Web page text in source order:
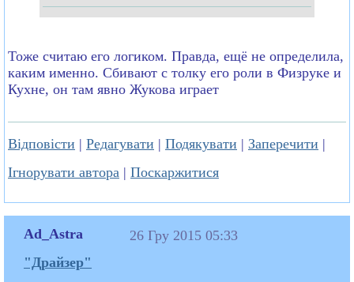
Тоже считаю его логиком. Правда, ещё не определила,
каким именно. Сбивают с толку его роли в Физруке и
Кухне, он там явно Жукова играет
Відповісти | Редагувати | Подякувати | Заперечити |
Ігнорувати автора | Поскаржитися
Ad_Astra
"Драйзер"
26 Гру 2015 05:33